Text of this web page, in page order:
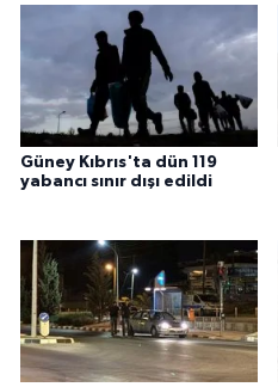
Güney Kıbrıs'ta dün 119
yabancı sınır dışı edildi